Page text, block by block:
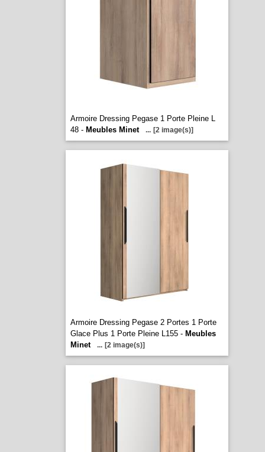
Armoire Dressing Pegase 1 Porte Pleine L
48 - Meubles Minet ... [2 image(s)]
Armoire Dressing Pegase 2 Portes 1 Porte
Glace Plus 1 Porte Pleine L155 - Meubles
Minet
... [2 image(s)]